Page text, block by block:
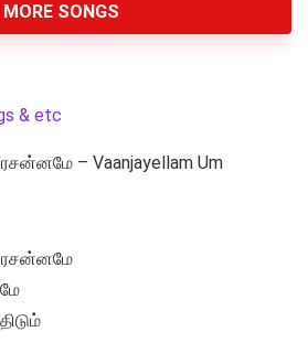
MORE SONGS
& etc
– Vaanjayellam Um